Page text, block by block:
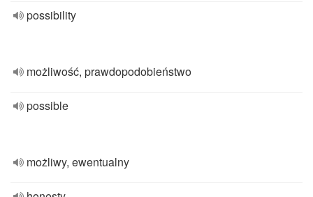
possibility
możliwość, prawdopodobieństwo
possible
możliwy, ewentualny